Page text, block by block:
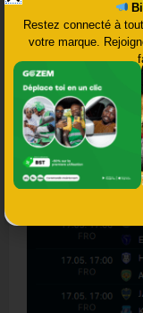
Restez connecté à
votre marque.